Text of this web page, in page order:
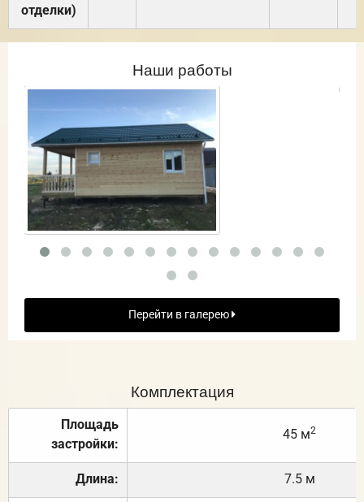
отделки)
Наши работы
Перейти в галерею
Комплектация
Площадь
застройки:
45 м2
Длина: 7.5 м